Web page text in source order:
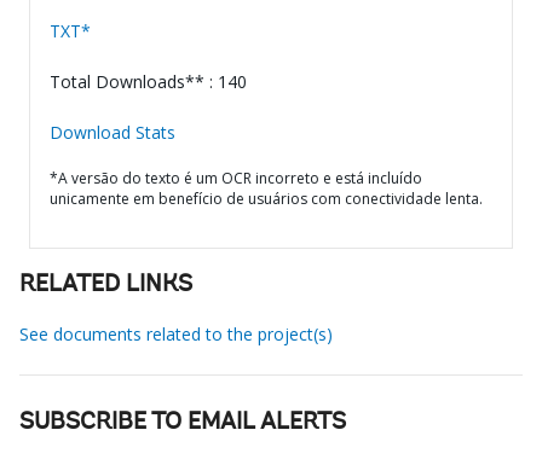
TXT*
Total Downloads** : 140
Download Stats
*A versão do texto é um OCR incorreto e está incluído
unicamente em benefício de usuários com conectividade lenta.
RELATED LINKS
See documents related to the project(s)
SUBSCRIBE TO EMAIL ALERTS